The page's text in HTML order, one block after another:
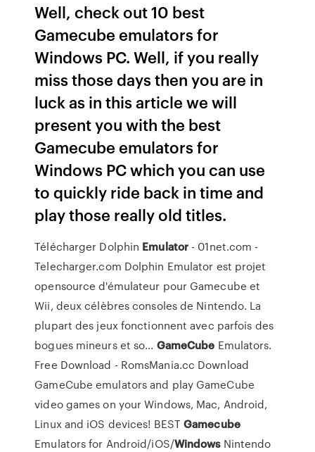
Well, check out 10 best
Gamecube emulators for
Windows PC. Well, if you really
miss those days then you are in
luck as in this article we will
present you with the best
Gamecube emulators for
Windows PC which you can use
to quickly ride back in time and
play those really old titles.
Télécharger Dolphin Emulator - 01net.com -
Telecharger.com Dolphin Emulator est projet
opensource d'émulateur pour Gamecube et
Wii, deux célèbres consoles de Nintendo. La
plupart des jeux fonctionnent avec parfois des
bogues mineurs et so... GameCube Emulators.
Free Download - RomsMania.cc Download
GameCube emulators and play GameCube
video games on your Windows, Mac, Android,
Linux and iOS devices! BESTGamecube
Emulators for Android/iOS/WindowsNintendo